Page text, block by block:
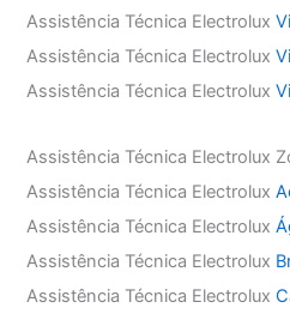
Assistência Técnica Electrolux
Assistência Técnica Electrolux
Assistência Técnica Electrolux
Assistência Técnica Electrolux
Assistência Técnica Electrolux
Assistência Técnica Electrolux
Assistência Técnica Electrolux
Assistência Técnica Electrolux